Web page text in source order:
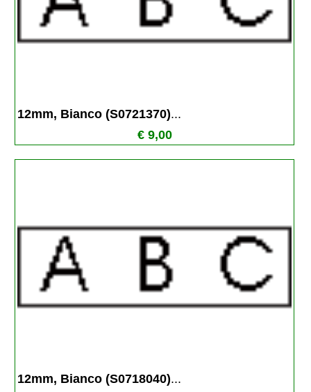
12mm, Bianco (S0721370)...
€ 9,00
12mm, Bianco (S0718040)...